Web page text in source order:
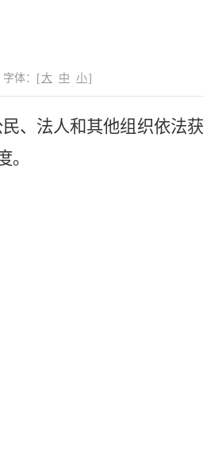
字体： [大 中 小]
、法人和其他组织依法